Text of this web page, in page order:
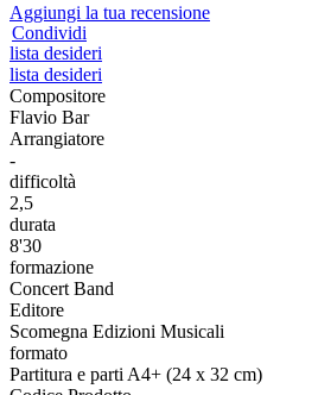
Aggiungi la tua recensione
Condividi
lista desideri
lista desideri
Compositore
Flavio Bar
Arrangiatore
-
difficoltà
2,5
durata
8'30
formazione
Concert Band
Editore
Scomegna Edizioni Musicali
formato
Partitura e parti A4+ (24 x 32 cm)